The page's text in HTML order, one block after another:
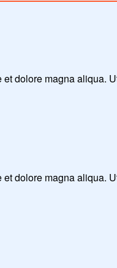
dolore magna aliqua.
dolore magna aliqua.